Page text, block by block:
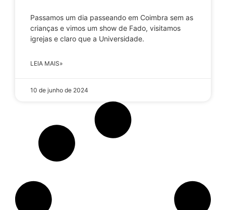
Passamos um dia passeando em Coimbra sem as
crianças e vimos um show de Fado, visitamos
igrejas e claro que a Universidade.
LEIA MAIS»
10 de junho de 2024